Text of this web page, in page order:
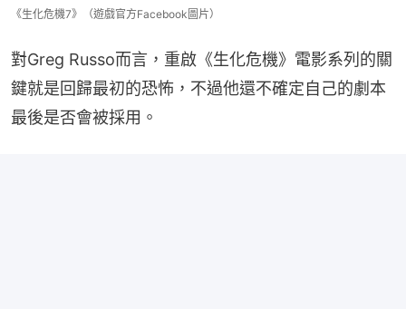
《生化危機7》（遊戲官方Facebook圖片）
對Greg Russo而言，重啟《生化危機》電影系列的關
鍵就是回歸最初的恐怖，不過他還不確定自己的劇本
最後是否會被採用。